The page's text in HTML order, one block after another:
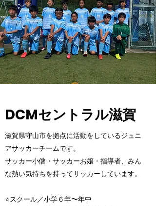
DCMセントラル滋賀
滋賀県守山市を拠点に活動をしているジュニ
アサッカーチームです。
サッカー小僧・サッカーお嬢・指導者、みん
な熱い気持ちを持ってサッカーしています。
⭐️スクール／小学６年〜年中